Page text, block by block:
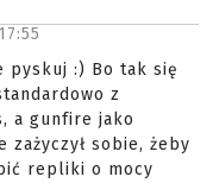
17:55
pyskuj :) Bo tak się
z
a gunfire jako
zażyczył sobie, żeby
repliki o mocy